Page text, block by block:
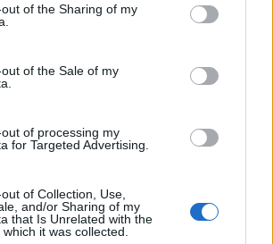
visit or usage behaviour. You may click to
to Google and its third-party tags to
specified purposes in below Google
of the Sharing of my
of the Sale of my
of processing my
for Targeted Advertising.
of Collection, Use,
and/or Sharing of my
that Is Unrelated with the
it was collected.
para armazenar suas frases com
seguida, escolha uma senha
sua carteira MetaMask, essa senha
ou frases-semente, você só precisa
a extensão do Chrome.Prossiga
em “criar uma carteira” na tela
as instruções na tela seguinte e clique
selecione Troca> Troca na